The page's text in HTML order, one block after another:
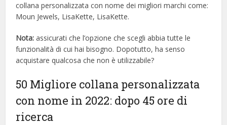
collana personalizzata con nome dei migliori marchi come:
Moun Jewels, LisaKette, LisaKette.
Nota: assicurati che l’opzione che scegli abbia tutte le
funzionalità di cui hai bisogno. Dopotutto, ha senso
acquistare qualcosa che non è utilizzabile?
50 Migliore collana personalizzata
con nome in 2022: dopo 45 ore di
ricerca